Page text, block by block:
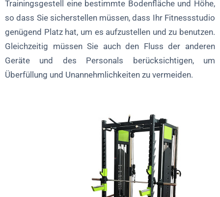
Trainingsgestell eine bestimmte Bodenfläche und Höhe,
so dass Sie sicherstellen müssen, dass Ihr Fitnessstudio
genügend Platz hat, um es aufzustellen und zu benutzen.
Gleichzeitig müssen Sie auch den Fluss der anderen
Geräte und des Personals berücksichtigen, um
Überfüllung und Unannehmlichkeiten zu vermeiden.